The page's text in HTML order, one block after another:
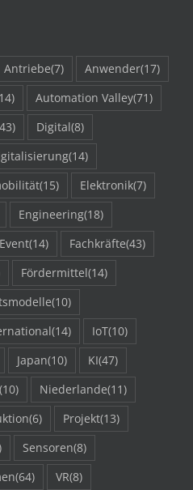
Antriebe(7) Anwender(17)
Automation Valley(71)
Digital(8)
(14)
(15) Elektronik(7)
Engineering(18)
Event(14) Fachkräfte(43)
Fördermittel(14)
(10)
(14) IoT(10)
Japan(10) KI(47)
(10) Niederlande(11)
(6) Projekt(13)
Sensoren(8)
(64) VR(8)